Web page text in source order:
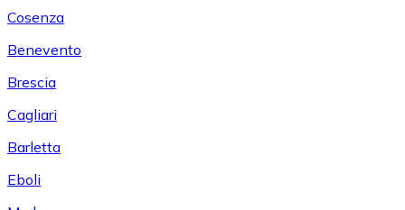
Cosenza
Benevento
Brescia
Cagliari
Barletta
Eboli